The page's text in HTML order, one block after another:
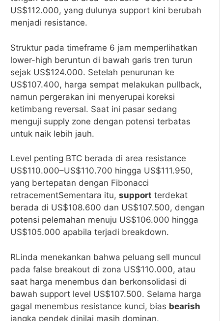
US$112.000, yang dulunya support kini berubah
menjadi resistance.
Struktur pada timeframe 6 jam memperlihatkan
lower-high beruntun di bawah garis tren turun
sejak US$124.000. Setelah penurunan ke
US$107.400, harga sempat melakukan pullback,
namun pergerakan ini menyerupai koreksi
ketimbang reversal. Saat ini pasar sedang
menguji supply zone dengan potensi terbatas
untuk naik lebih jauh.
Level penting BTC berada di area resistance
US$110.000–US$110.700 hingga US$111.950,
yang bertepatan dengan Fibonacci
retracementSementara itu, support terdekat
berada di US$108.600 dan US$107.500, dengan
potensi pelemahan menuju US$106.000 hingga
US$105.000 apabila terjadi breakdown.
RLinda menekankan bahwa peluang sell muncul
pada false breakout di zona US$110.000, atau
saat harga menembus dan berkonsolidasi di
bawah support level US$107.500. Selama harga
gagal menembus resistance kunci, bias bearish
jangka pendek dinilai masih dominan.